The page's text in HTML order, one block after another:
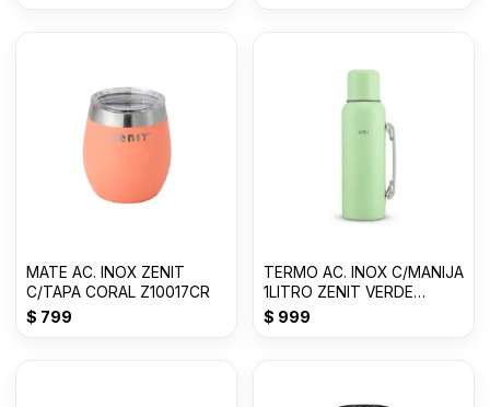
MATE AC. INOX ZENIT
C/TAPA CORAL Z10017CR
$ 799
TERMO AC. INOX C/MANIJA
1LITRO ZENIT VERDE
CLARO Z100XZ1VC
$ 999